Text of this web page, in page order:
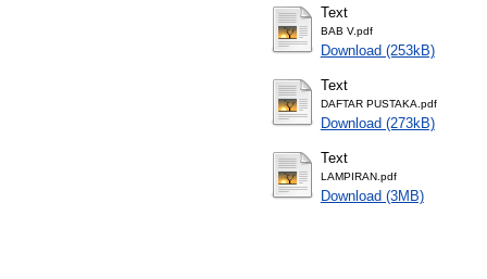
Text
BAB V.pdf
Download (253kB)
Text
DAFTAR PUSTAKA.pdf
Download (273kB)
Text
LAMPIRAN.pdf
Download (3MB)